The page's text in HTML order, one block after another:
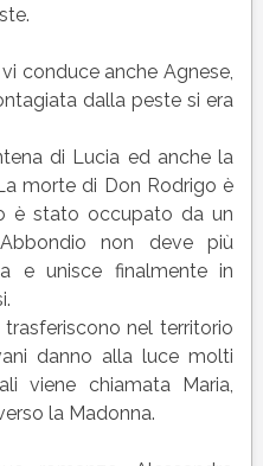
conduce anche Agnese,
dalla peste si era
di Lucia ed anche la
morte di Don Rodrigo è
è stato occupato da un
non deve più
e unisce finalmente in
nel territorio
danno alla luce molti
viene chiamata Maria,
la Madonna.